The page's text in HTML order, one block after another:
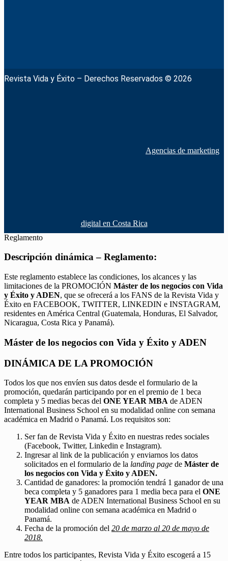
Revista Vida y Éxito – Derechos Reservados © 2026
Agencias de marketing
digital en Costa Rica
Reglamento
Descripción dinámica – Reglamento:
Este reglamento establece las condiciones, los alcances y las
limitaciones de la PROMOCIÓN Máster de los negocios con Vida
y Éxito y ADEN, que se ofrecerá a los FANS de la Revista Vida y
Éxito en FACEBOOK, TWITTER, LINKEDIN e INSTAGRAM,
residentes en América Central (Guatemala, Honduras, El Salvador,
Nicaragua, Costa Rica y Panamá).
Máster de los negocios con Vida y Éxito y ADEN
DINÁMICA DE LA PROMOCIÓN
Todos los que nos envíen sus datos desde el formulario de la
promoción, quedarán participando por en el premio de 1 beca
completa y 5 medias becas del ONE YEAR MBA de ADEN
International Business School en su modalidad online con semana
académica en Madrid o Panamá. Los requisitos son:
Ser fan de Revista Vida y Éxito en nuestras redes sociales
(Facebook, Twitter, Linkedin e Instagram).
Ingresar al link de la publicación y enviarnos los datos
solicitados en el formulario de la landing page de Máster de
los negocios con Vida y Éxito y ADEN.
Cantidad de ganadores: la promoción tendrá 1 ganador de una
beca completa y 5 ganadores para 1 media beca para el ONE
YEAR MBA de ADEN International Business School en su
modalidad online con semana académica en Madrid o
Panamá.
Fecha de la promoción del 20 de marzo al 20 de mayo de
2018.
Entre todos los participantes, Revista Vida y Éxito escogerá a 15